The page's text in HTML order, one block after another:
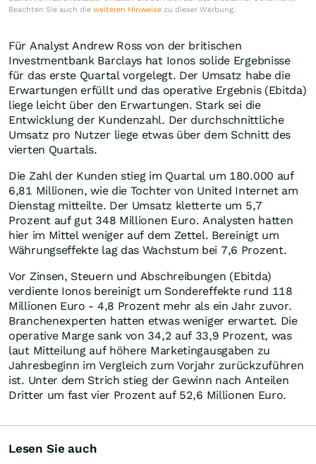
Beachten Sie auch die weiteren Hinweise zu dieser Werbung.
Für Analyst Andrew Ross von der britischen
Investmentbank Barclays hat Ionos solide Ergebnisse
für das erste Quartal vorgelegt. Der Umsatz habe die
Erwartungen erfüllt und das operative Ergebnis (Ebitda)
liege leicht über den Erwartungen. Stark sei die
Entwicklung der Kundenzahl. Der durchschnittliche
Umsatz pro Nutzer liege etwas über dem Schnitt des
vierten Quartals.
Die Zahl der Kunden stieg im Quartal um 180.000 auf
6,81 Millionen, wie die Tochter von United Internet am
Dienstag mitteilte. Der Umsatz kletterte um 5,7
Prozent auf gut 348 Millionen Euro. Analysten hatten
hier im Mittel weniger auf dem Zettel. Bereinigt um
Währungseffekte lag das Wachstum bei 7,6 Prozent.
Vor Zinsen, Steuern und Abschreibungen (Ebitda)
verdiente Ionos bereinigt um Sondereffekte rund 118
Millionen Euro - 4,8 Prozent mehr als ein Jahr zuvor.
Branchenexperten hatten etwas weniger erwartet. Die
operative Marge sank von 34,2 auf 33,9 Prozent, was
laut Mitteilung auf höhere Marketingausgaben zu
Jahresbeginn im Vergleich zum Vorjahr zurückzuführen
ist. Unter dem Strich stieg der Gewinn nach Anteilen
Dritter um fast vier Prozent auf 52,6 Millionen Euro.
Lesen Sie auch